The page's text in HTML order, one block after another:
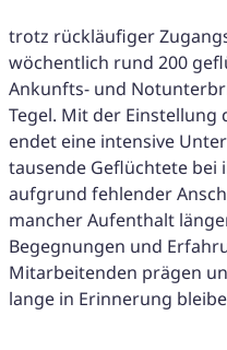
trotz rückläufiger
wöchentlich rund 200
Ankunfts- und
Tegel. Mit der Einstellung
endet eine intensive
tausende Geflüchtete
aufgrund fehlender
mancher Aufenthalt
Begegnungen und
Mitarbeitenden prägen
lange in Erinnerung